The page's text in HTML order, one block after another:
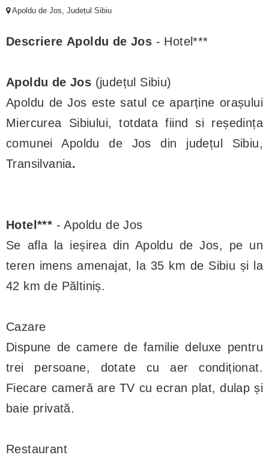
Apoldu de Jos, Județul Sibiu
Descriere Apoldu de Jos - Hotel***
Apoldu de Jos (județul Sibiu)
Apoldu de Jos este satul ce aparține orașului
Miercurea Sibiului, totdata fiind si reședința
comunei Apoldu de Jos din județul Sibiu,
Transilvania.
Hotel*** - Apoldu de Jos
Se afla la ieșirea din Apoldu de Jos, pe un
teren imens amenajat, la 35 km de Sibiu și la
42 km de Păltiniș.
Cazare
Dispune de camere de familie deluxe pentru
trei persoane, dotate cu aer condiționat.
Fiecare cameră are TV cu ecran plat, dulap și
baie privată.
Restaurant